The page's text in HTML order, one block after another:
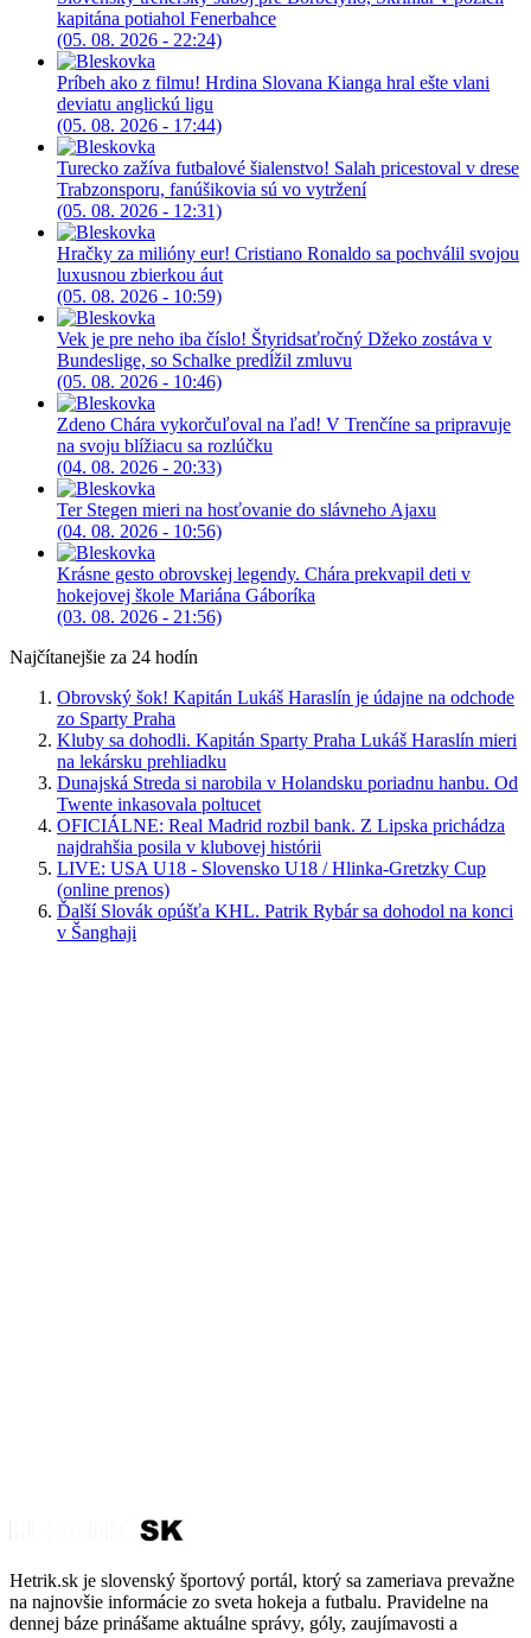
kapitána potiahol Fenerbahce
(05. 08. 2026 - 22:24)
Príbeh ako z filmu! Hrdina Slovana Kianga hral ešte vlani
deviatu anglickú ligu
(05. 08. 2026 - 17:44)
Turecko zažíva futbalové šialenstvo! Salah pricestoval v drese
Trabzonsporu, fanúšikovia sú vo vytržení
(05. 08. 2026 - 12:31)
Hračky za milióny eur! Cristiano Ronaldo sa pochválil svojou
luxusnou zbierkou áut
(05. 08. 2026 - 10:59)
Vek je pre neho iba číslo! Štyridsaťročný Džeko zostáva v
Bundeslige, so Schalke predĺžil zmluvu
(05. 08. 2026 - 10:46)
Zdeno Chára vykorčuľoval na ľad! V Trenčíne sa pripravuje
na svoju blížiacu sa rozlúčku
(04. 08. 2026 - 20:33)
Ter Stegen mieri na hosťovanie do slávneho Ajaxu
(04. 08. 2026 - 10:56)
Krásne gesto obrovskej legendy. Chára prekvapil deti v
hokejovej škole Mariána Gáboríka
(03. 08. 2026 - 21:56)
Najčítanejšie za 24 hodín
Obrovský šok! Kapitán Lukáš Haraslín je údajne na odchode
zo Sparty Praha
Kluby sa dohodli. Kapitán Sparty Praha Lukáš Haraslín mieri
na lekársku prehliadku
Dunajská Streda si narobila v Holandsku poriadnu hanbu. Od
Twente inkasovala poltucet
OFICIÁLNE: Real Madrid rozbil bank. Z Lipska prichádza
najdrahšia posila v klubovej histórii
LIVE: USA U18 - Slovensko U18 / Hlinka-Gretzky Cup
(online prenos)
Ďalší Slovák opúšťa KHL. Patrik Rybár sa dohodol na konci
v Šanghaji
Hetrik.sk je slovenský športový portál, ktorý sa zameriava prevažne
na najnovšie informácie zo sveta hokeja a futbalu. Pravidelne na
dennej báze prinášame aktuálne správy, góly, zaujímavosti a